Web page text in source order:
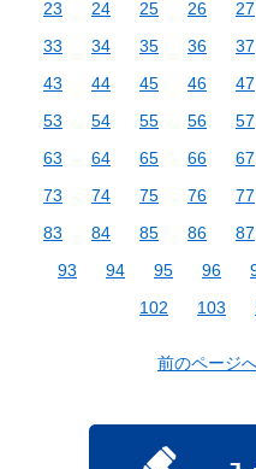
23
24 25 26 27
33
34 35 36 37
43
44 45 46 47
53
54 55 56 57
63
64 65 66 67
73
74 75 76 77
83
84 85 86 87
93
94 95 96
102
103
前のページ